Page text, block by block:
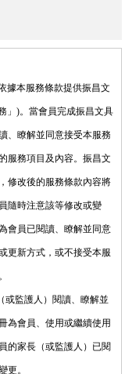
據本服務條款提供振昌文
」)。當會員完成振昌文具
、瞭解並同意接受本服務
服務項目及內容。振昌文
修改後的服務條款內容將
隨時注意該等修改或變
會員已閱讀、瞭解並同意
更新方式，或不接受本服
或監護人）閱讀、瞭解並
為會員、使用或繼續使用
的家長（或監護人）已閱
更。